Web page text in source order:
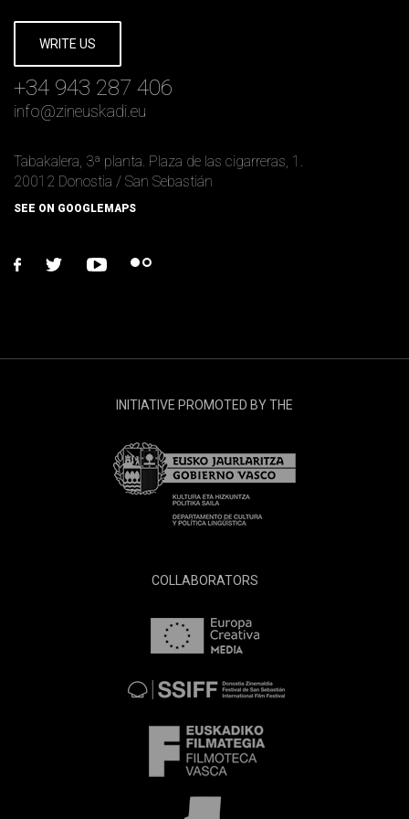
WRITE US
+34 943 287 406
info@zineuskadi.eu
Tabakalera, 3ª planta. Plaza de las cigarreras, 1.
20012 Donostia / San Sebastián
SEE ON GOOGLEMAPS
facebook
twitter youtubeflickr
INITIATIVE PROMOTED BY THE
COLLABORATORS